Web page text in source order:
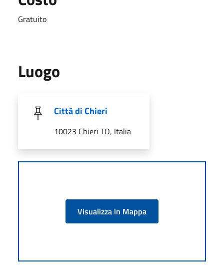
Gratuito
Luogo
Città di Chieri
10023 Chieri TO, Italia
Visualizza in Mappa